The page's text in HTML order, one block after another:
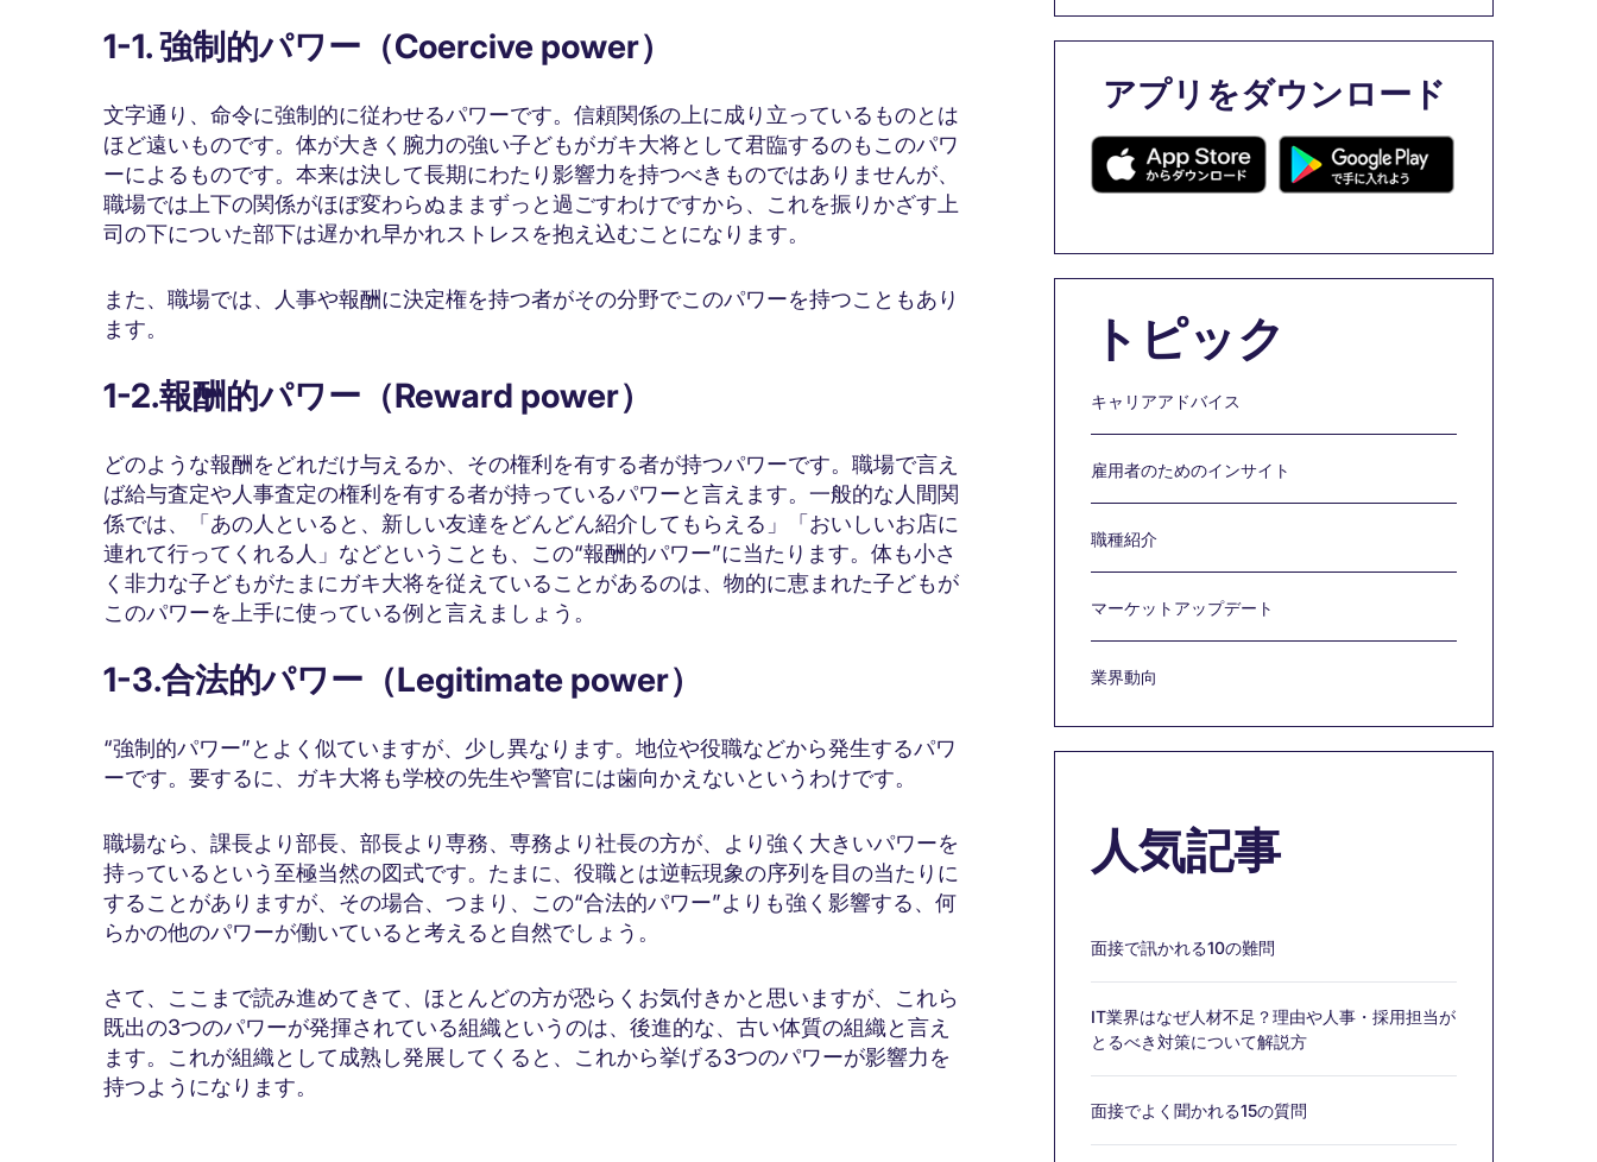
1-1. 強制的パワー（Coercive power）
文字通り、命令に強制的に従わせるパワーです。信頼関係の上に成り立っているものとは
ほど遠いものです。体が大きく腕力の強い子どもがガキ大将として君臨するのもこのパワ
ーによるものです。本来は決して長期にわたり影響力を持つべきものではありませんが、
職場では上下の関係がほぼ変わらぬままずっと過ごすわけですから、これを振りかざす上
司の下についた部下は遅かれ早かれストレスを抱え込むことになります。
また、職場では、人事や報酬に決定権を持つ者がその分野でこのパワーを持つこともあり
ます。
1-2.報酬的パワー（Reward power）
どのような報酬をどれだけ与えるか、その権利を有する者が持つパワーです。職場で言え
ば給与査定や人事査定の権利を有する者が持っているパワーと言えます。一般的な人間関
係では、「あの人といると、新しい友達をどんどん紹介してもらえる」「おいしいお店に
連れて行ってくれる人」などということも、この“報酬的パワー”に当たります。体も小さ
く非力な子どもがたまにガキ大将を従えていることがあるのは、物的に恵まれた子どもが
このパワーを上手に使っている例と言えましょう。
1-3.合法的パワー（Legitimate power）
“強制的パワー”とよく似ていますが、少し異なります。地位や役職などから発生するパワ
ーです。要するに、ガキ大将も学校の先生や警官には歯向かえないというわけです。
職場なら、課長より部長、部長より専務、専務より社長の方が、より強く大きいパワーを
持っているという至極当然の図式です。たまに、役職とは逆転現象の序列を目の当たりに
することがありますが、その場合、つまり、この“合法的パワー”よりも強く影響する、何
らかの他のパワーが働いていると考えると自然でしょう。
さて、ここまで読み進めてきて、ほとんどの方が恐らくお気付きかと思いますが、これら
既出の3つのパワーが発揮されている組織というのは、後進的な、古い体質の組織と言え
ます。これが組織として成熟し発展してくると、これから挙げる3つのパワーが影響力を
持つようになります。
アプリをダウンロード
トピック
キャリアアドバイス
雇用者のためのインサイト
職種紹介
マーケットアップデート
業界動向
人気記事
面接で訊かれる10の難問
IT業界はなぜ人材不足？理由や人事・採用担当が
とるべき対策について解説方
面接でよく聞かれる15の質問